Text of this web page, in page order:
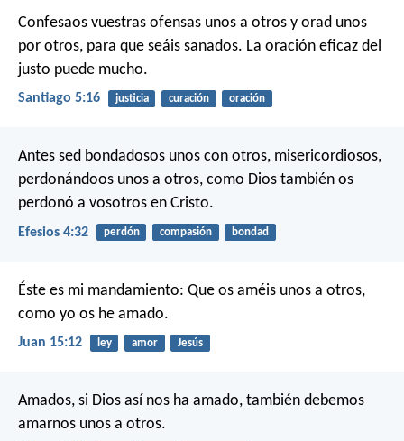
Confesaos vuestras ofensas unos a otros y orad unos
por otros, para que seáis sanados. La oración eficaz del
justo puede mucho.
Santiago 5:16 justicia curación oración
Antes sed bondadosos unos con otros, misericordiosos,
perdonándoos unos a otros, como Dios también os
perdonó a vosotros en Cristo.
Efesios 4:32 perdón compasión bondad
Éste es mi mandamiento: Que os améis unos a otros,
como yo os he amado.
Juan 15:12 ley amor Jesús
Amados, si Dios así nos ha amado, también debemos
amarnos unos a otros.